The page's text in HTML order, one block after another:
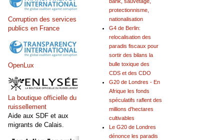
protectionnisme,
nationalisation
G4 de Berlin:
relocalisation des
paradis fiscaux pour
sortir des bilans la
bulle toxique des
CDS et des CDO
G20 de Londres - En
Afrique les fonds
spéculatifs raflent des
millions d'hectares
cultivables
Le G20 de Londres
dénonce les paradis
Corruption des services
publics en France
OpenLux
La boutique officielle du
ruissellement
Aide aux SDF et aux
migrants de Calais.